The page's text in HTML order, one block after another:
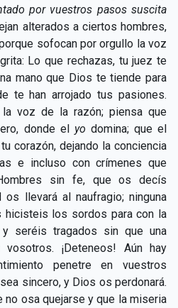
por vuestros pasos suscita
alterados a ciertos hombres,
sofocan por orgullo la voz
Lo que rechazas, tu juez te
mano que Dios te tiende para
te han arrojado tus pasiones.
la voz de la razón; piensa que
donde el yo domina; que el
corazón, dejando la conciencia
e incluso con crímenes que
sin fe, que os decís
os llevará al naufragio; ninguna
hicisteis los sordos para con la
seréis tragados sin que una
¡Deteneos! Aún hay
penetre en vuestros
sincero, y Dios os perdonará.
no osa quejarse y que la miseria